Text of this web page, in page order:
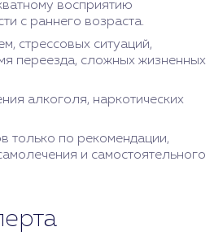
восприятию
с раннего возраста.
стрессовых ситуаций,
переезда, сложных жизненных
алкоголя, наркотических
только по рекомендации,
и самостоятельного